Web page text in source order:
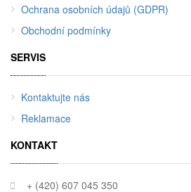
Ochrana osobních údajů (GDPR)
Obchodní podmínky
SERVIS
Kontaktujte nás
Reklamace
KONTAKT
+ (420) 607 045 350